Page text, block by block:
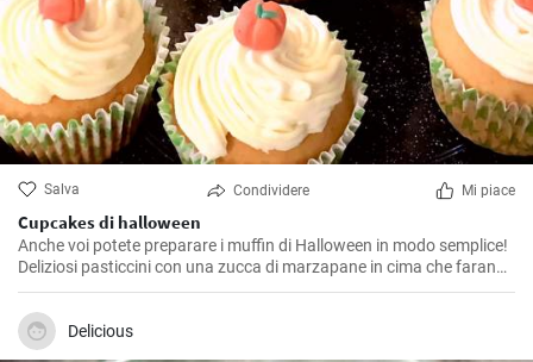
Salva Condividere Mi piace
Cupcakes di halloween
Anche voi potete preparare i muffin di Halloween in modo semplice!
Deliziosi pasticcini con una zucca di marzapane in cima che faranno
la gioia di bambini e ospiti.
Delicious